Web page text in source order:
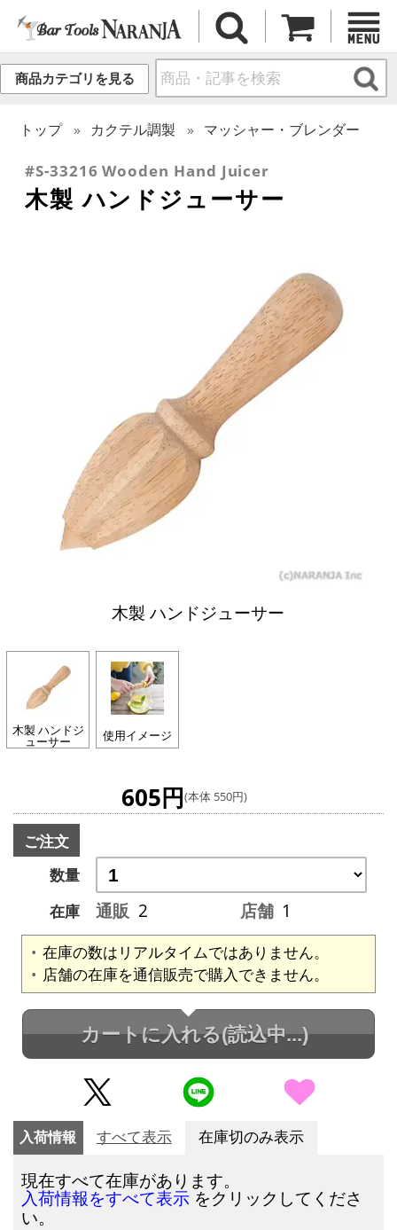
商品カテゴリを見る
トップ カクテル調製 マッシャー・ブレンダー
#S-33216 Wooden Hand Juicer
木製 ハンドジューサー
木製 ハンドジューサー
木製 ハンドジ
ューサー 使用イメージ
605円(本体 550円)
ご注文
数量
在庫
通販 2 店舗 1
在庫の数はリアルタイムではありません。
店舗の在庫を通信販売で購入できません。
カートに入れる(読込中...)
入荷情報 すべて表示 在庫切のみ表示
現在すべて在庫があります。
入荷情報をすべて表示 をクリックしてくださ
い。